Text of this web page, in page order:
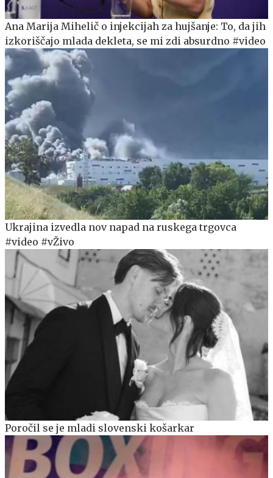
Ana Marija Mihelič o injekcijah za hujšanje: To, da jih
izkoriščajo mlada dekleta, se mi zdi absurdno #video
Ukrajina izvedla nov napad na ruskega trgovca
#video #vŽivo
Poročil se je mladi slovenski košarkar